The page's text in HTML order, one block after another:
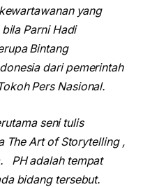
yang
Parni Hadi
Bintang
dari pemerintah
Pers Nasional.
seni tulis
The Art of Storytelling ,
PH adalah tempat
bidang tersebut.